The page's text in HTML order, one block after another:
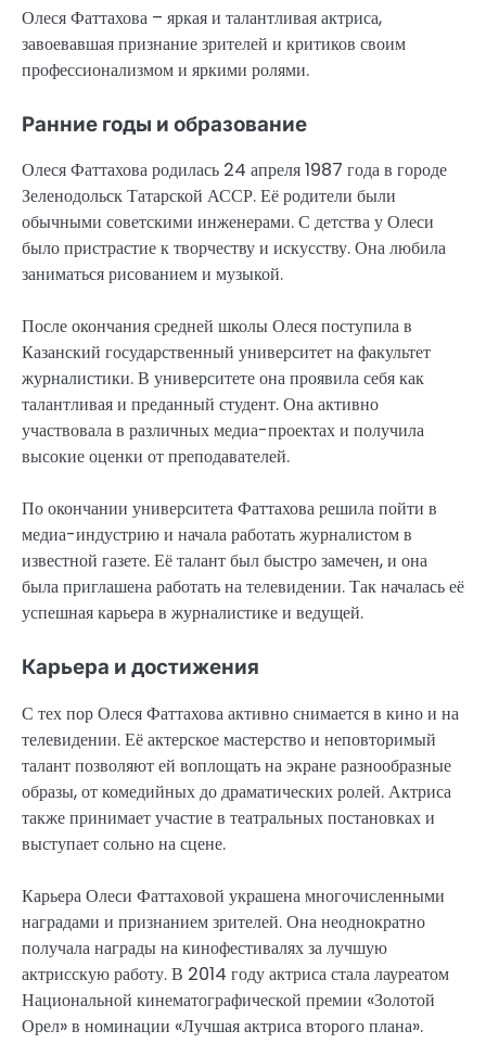
Олеся Фаттахова – яркая и талантливая актриса,
завоевавшая признание зрителей и критиков своим
профессионализмом и яркими ролями.
Ранние годы и образование
Олеся Фаттахова родилась 24 апреля 1987 года в городе
Зеленодольск Татарской АССР. Её родители были
обычными советскими инженерами. С детства у Олеси
было пристрастие к творчеству и искусству. Она любила
заниматься рисованием и музыкой.
После окончания средней школы Олеся поступила в
Казанский государственный университет на факультет
журналистики. В университете она проявила себя как
талантливая и преданный студент. Она активно
участвовала в различных медиа-проектах и получила
высокие оценки от преподавателей.
По окончании университета Фаттахова решила пойти в
медиа-индустрию и начала работать журналистом в
известной газете. Её талант был быстро замечен, и она
была приглашена работать на телевидении. Так началась её
успешная карьера в журналистике и ведущей.
Карьера и достижения
С тех пор Олеся Фаттахова активно снимается в кино и на
телевидении. Её актерское мастерство и неповторимый
талант позволяют ей воплощать на экране разнообразные
образы, от комедийных до драматических ролей. Актриса
также принимает участие в театральных постановках и
выступает сольно на сцене.
Карьера Олеси Фаттаховой украшена многочисленными
наградами и признанием зрителей. Она неоднократно
получала награды на кинофестивалях за лучшую
актрисскую работу. В 2014 году актриса стала лауреатом
Национальной кинематографической премии «Золотой
Орел» в номинации «Лучшая актриса второго плана».